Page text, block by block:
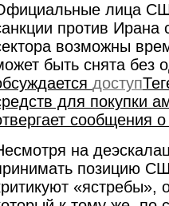
лица
против Ирана
возможны
быть снята без
доступ
для покупки
сообщения
на
позицию